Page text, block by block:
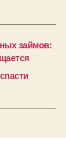
займов: